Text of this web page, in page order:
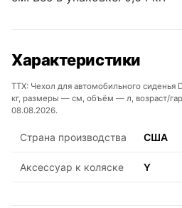
Характеристики
ТТХ: Чехол для автомобильного
кг, размеры — см, объём — л, возраст/
08.08.2026.
Страна производства США
Аксессуар к коляске Y